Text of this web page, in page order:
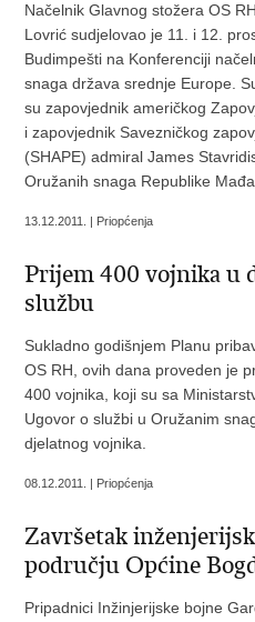
Načelnik Glavnog stožera OS
Lovrić sudjelovao je 11. i 12.
Budimpešti na Konferenciji
snaga država srednje Europe.
su zapovjednik američkog
i zapovjednik Savezničkog
(SHAPE) admiral James
Oružanih snaga Republike
13.12.2011. | Priopćenja
Prijem 400 vojnika u
službu
Sukladno godišnjem Planu
OS RH, ovih dana proveden je
400 vojnika, koji su sa
Ugovor o službi u Oružanim
djelatnog vojnika.
08.12.2011. | Priopćenja
Završetak
području Općine
Pripadnici Inžinjerijske bojne